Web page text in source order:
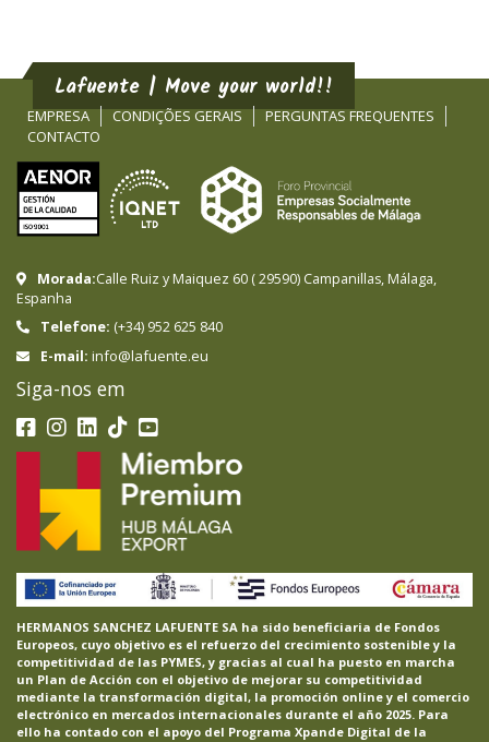
Lafuente | Move your world!!
EMPRESA CONDIÇÕES GERAIS
PERGUNTAS FREQUENTES
CONTACTO
Morada:Calle Ruiz y Maiquez 60 (29590) Campanillas, Málaga,
Espanha
Telefone: (+34) 952 625 840
E-mail: info@lafuente.eu
Siga-nos em
HERMANOS SANCHEZ LAFUENTE SA ha sido beneficiaria de Fondos
Europeos, cuyo objetivo es el refuerzo del crecimiento sostenible y la
competitividad de las PYMES, y gracias al cual ha puesto en marcha
un Plan de Acción con el objetivo de mejorar su competitividad
mediante la transformación digital, la promoción online y el comercio
electrónico en mercados internacionales durante el año 2025. Para
ello ha contado con el apoyo del Programa Xpande Digital de la